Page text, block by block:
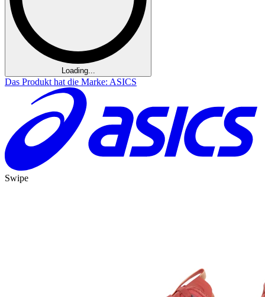
Loading...
Das Produkt hat die Marke: ASICS
Swipe